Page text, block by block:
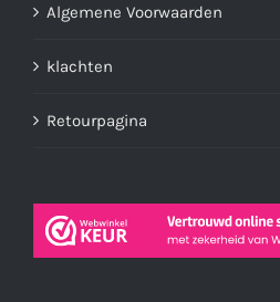
Algemene Voorwaarden
klachten
Retourpagina